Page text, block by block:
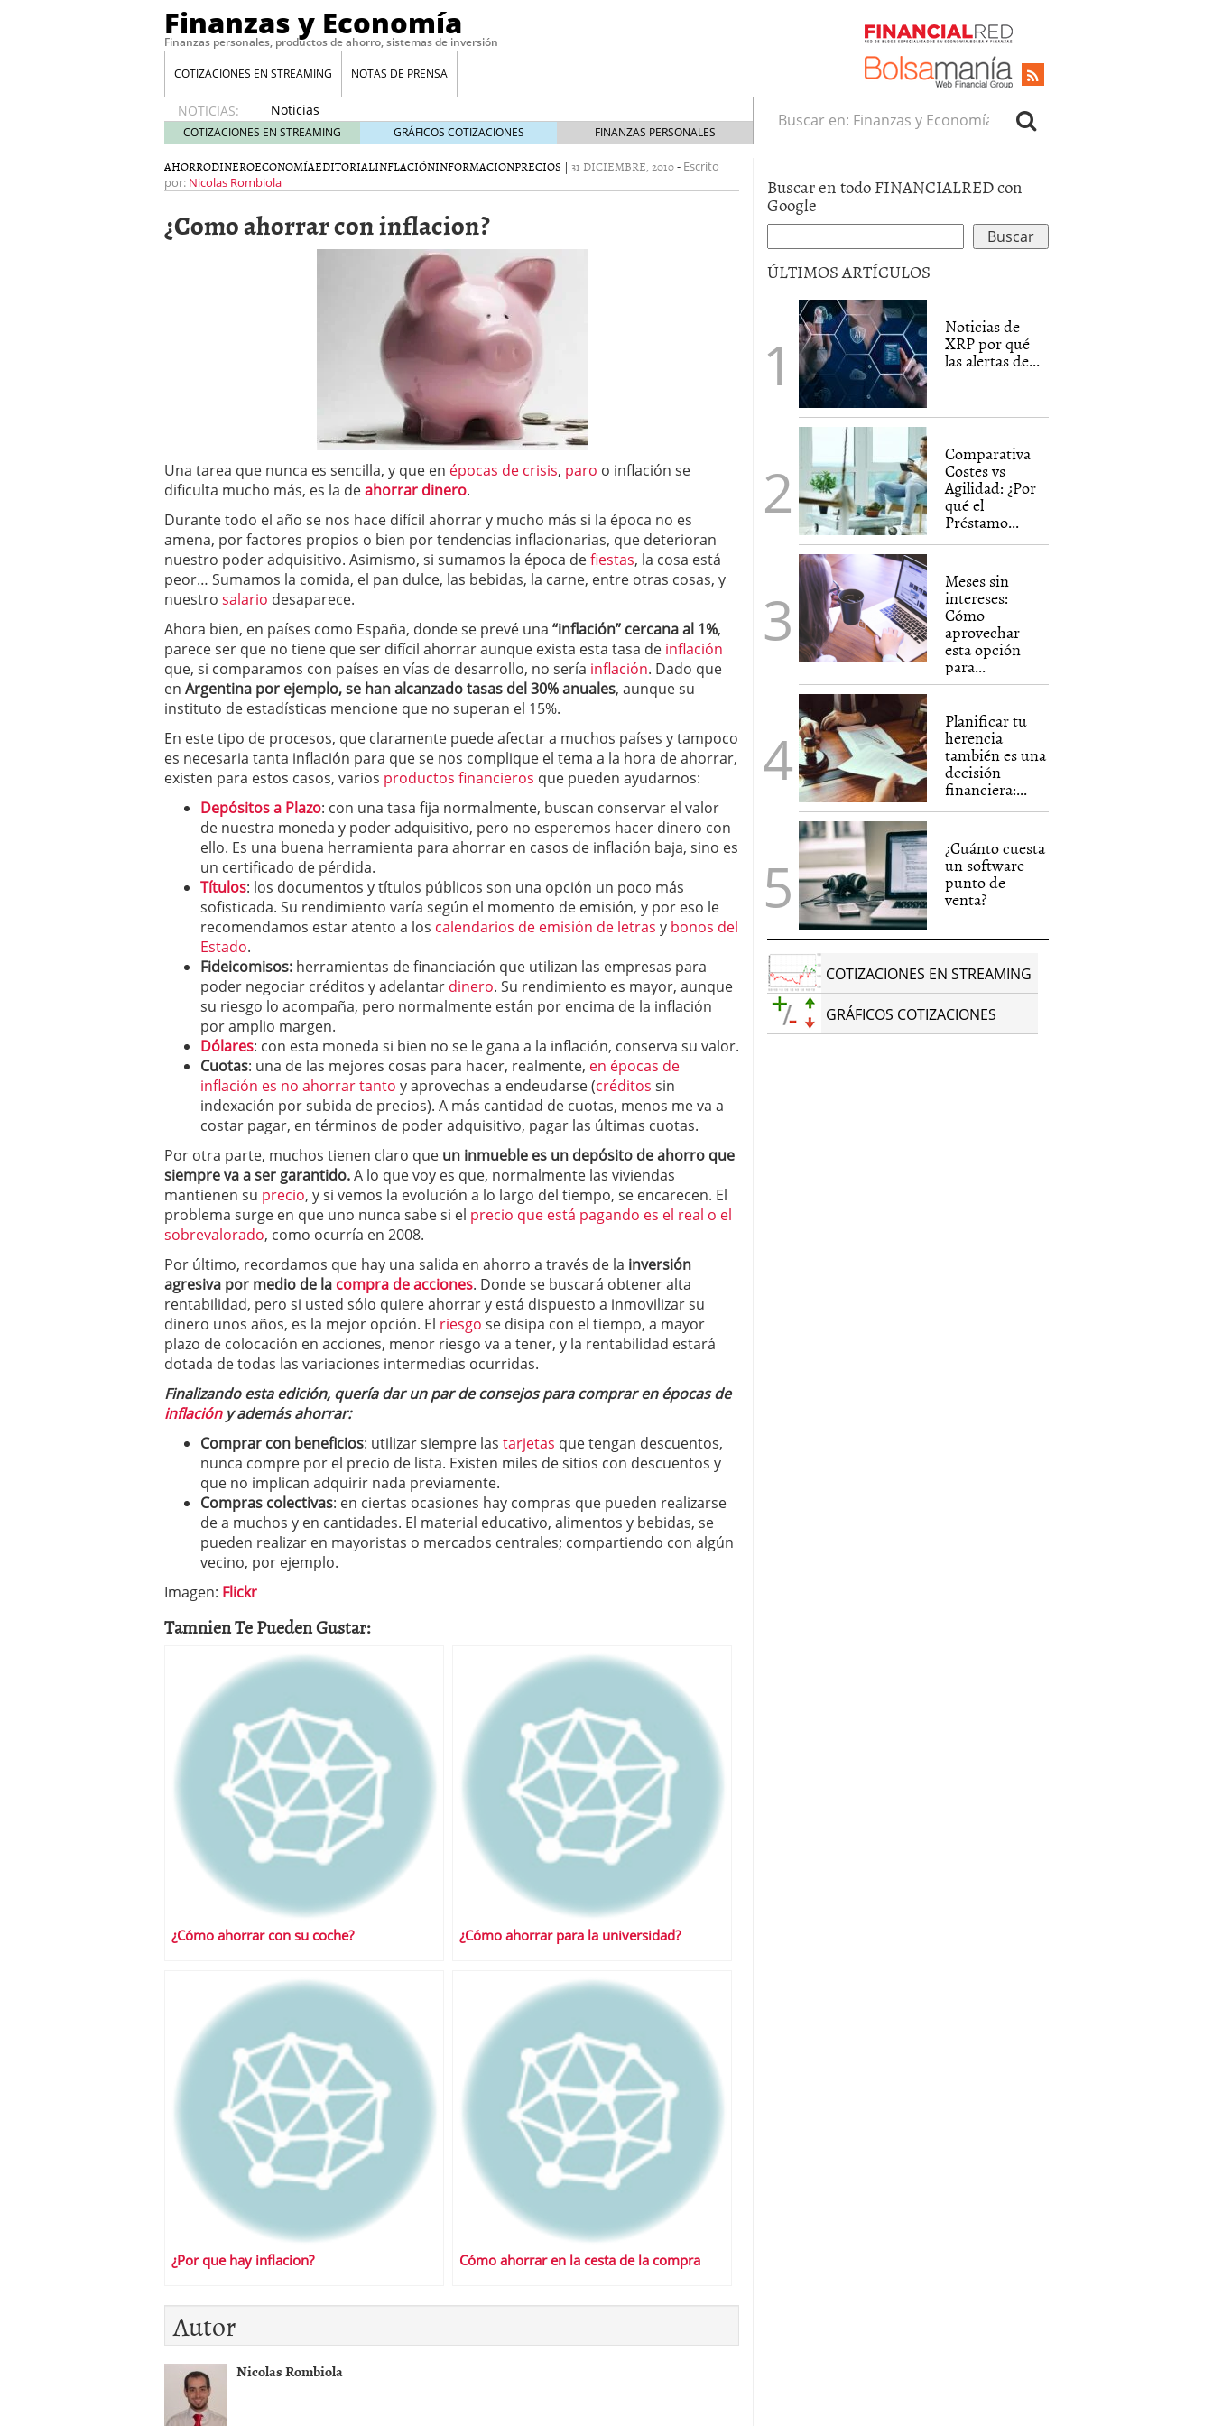
Finanzas y Economía
Finanzas personales, productos de ahorro, sistemas de inversión
COTIZACIONES EN STREAMING NOTAS DE PRENSA
NOTICIAS:
Noticias
de XRP
por qué
las
alertas
whales
suelen
Comparativa Costes vs Agilidad: ¿Por qué el Préstamo Promotor privado
acelera la rentabilidad?
12 de diciembre de 2025
Meses sin intereses: Cómo aprovechar esta opción para gestionar tus
24 de noviembre de 2025
Planificar tu herencia también es una decisión financiera: cómo anticiparte
21 de noviembre de 2025
¿Cuánto cuesta un software punto de venta?
3 de octubre de 2025
COTIZACIONES EN STREAMING GRÁFICOS COTIZACIONES FINANZAS PERSONALES
Buscar en:
AHORRODINEROECONOMÍAEDITORIALINFLACIÓNINFORMACIONPRECIOS | 31 DICIEMBRE, 2010- Escrito
por: Nicolas Rombiola
¿Como ahorrar con inflacion?
Una tarea que nunca es sencilla, y que en épocas de crisis, paro o inflación se
dificulta mucho más, es la deahorrar dinero.
Durante todo el año se nos hace difícil ahorrar y mucho más si la época no es
amena, por factores propios o bien por tendencias inflacionarias, que deterioran
nuestro poder adquisitivo. Asimismo, si sumamos la época defiestas, la cosa está
peor… Sumamos la comida, el pan dulce, las bebidas, la carne, entre otras cosas, y
nuestro salario desaparece.
Ahora bien, en países como España, donde se prevé una “inflación” cercana al 1%,
parece ser que no tiene que ser difícil ahorrar aunque exista esta tasa de inflación
que, si comparamos con países en vías de desarrollo, no sería inflación. Dado que
en Argentina por ejemplo, se han alcanzado tasas del 30% anuales, aunque su
instituto de estadísticas mencione que no superan el 15%.
En este tipo de procesos, que claramente puede afectar a muchos países y tampoco
es necesaria tanta inflación para que se nos complique el tema a la hora de ahorrar,
existen para estos casos, varios productos financieros que pueden ayudarnos:
Depósitos a Plazo: con una tasa fija normalmente, buscan conservar el valor
de nuestra moneda y poder adquisitivo, pero no esperemos hacer dinero con
ello. Es una buena herramienta para ahorrar en casos de inflación baja, sino es
un certificado de pérdida.
Títulos: los documentos y títulos públicos son una opción un poco más
sofisticada. Su rendimiento varía según el momento de emisión, y por eso le
recomendamos estar atento a los calendarios de emisión de letras y bonos del
Estado.
Fideicomisos: herramientas de financiación que utilizan las empresas para
poder negociar créditos y adelantar dinero. Su rendimiento es mayor, aunque
su riesgo lo acompaña, pero normalmente están por encima de la inflación
por amplio margen.
Dólares: con esta moneda si bien no se le gana a la inflación, conserva su valor.
Cuotas: una de las mejores cosas para hacer, realmente, en épocas de
inflación es no ahorrar tanto y aprovechas a endeudarse (créditos sin
indexación por subida de precios). A más cantidad de cuotas, menos me va a
costar pagar, en términos de poder adquisitivo, pagar las últimas cuotas.
Por otra parte, muchos tienen claro que un inmueble es un depósito de ahorro que
siempre va a ser garantido.A lo que voy es que, normalmente las viviendas
mantienen su precio, y si vemos la evolución a lo largo del tiempo, se encarecen. El
problema surge en que uno nunca sabe si el precio que está pagando es el real o el
sobrevalorado, como ocurría en 2008.
Por último, recordamos que hay una salida en ahorro a través de la inversión
agresiva por medio de la compra de acciones. Donde se buscará obtener alta
rentabilidad, pero si usted sólo quiere ahorrar y está dispuesto a inmovilizar su
dinero unos años, es la mejor opción. El riesgo se disipa con el tiempo, a mayor
plazo de colocación en acciones, menor riesgo va a tener, y la rentabilidad estará
dotada de todas las variaciones intermedias ocurridas.
Finalizando esta edición, quería dar un par de consejos para comprar en épocas de
inflacióny además ahorrar:
Comprar con beneficios: utilizar siempre las tarjetas que tengan descuentos,
nunca compre por el precio de lista. Existen miles de sitios con descuentos y
que no implican adquirir nada previamente.
Compras colectivas: en ciertas ocasiones hay compras que pueden realizarse
de a muchos y en cantidades. El material educativo, alimentos y bebidas, se
pueden realizar en mayoristas o mercados centrales; compartiendo con algún
vecino, por ejemplo.
Imagen: Flickr
Tamnien Te Pueden Gustar:
¿Cómo ahorrar con su coche? ¿Cómo ahorrar para la universidad?
¿Por que hay inflacion? Cómo ahorrar en la cesta de la compra
Autor
Nicolas Rombiola
Buscar en todo FINANCIALRED con
Google
ÚLTIMOS ARTÍCULOS
Noticias de
XRP por qué
las alertas de...
Comparativa
Costes vs
Agilidad: ¿Por
qué el
Préstamo...
Meses sin
intereses:
Cómo
aprovechar
esta opción
para...
Planificar tu
herencia
también es una
decisión
financiera:...
¿Cuánto cuesta
un software
punto de
venta?
COTIZACIONES EN STREAMING
GRÁFICOS COTIZACIONES